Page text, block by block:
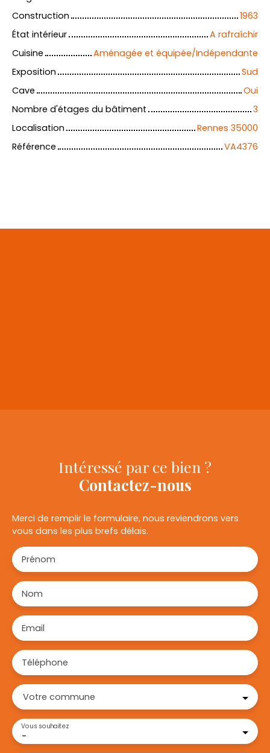
Construction
1963
État intérieur
A rafraîchir
Cuisine
Aménagée et équipée/Indépendante
Exposition
Sud
Cave
Oui
Nombre d'étages du bâtiment
3
Localisation
Rennes 35000
Référence
VA4376
Intéressé par ce bien ?
Contactez-nous
Merci de remplir le formulaire, nous reviendrons vers
vous dans les plus brefs délais.
Prénom
Nom
Email
Téléphone
Votre commune
-
Vous souhaitez